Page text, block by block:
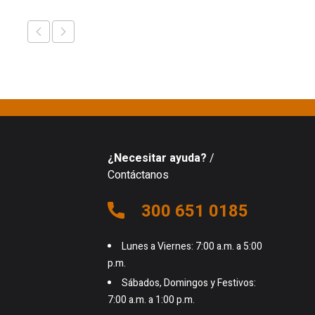
¿Necesitar ayuda? /
Contáctanos
300 651 0185
Lunes a Viernes: 7:00 a.m. a 5:00
p.m.
Sábados, Domingos y Festivos:
7:00 a.m. a 1:00 p.m.